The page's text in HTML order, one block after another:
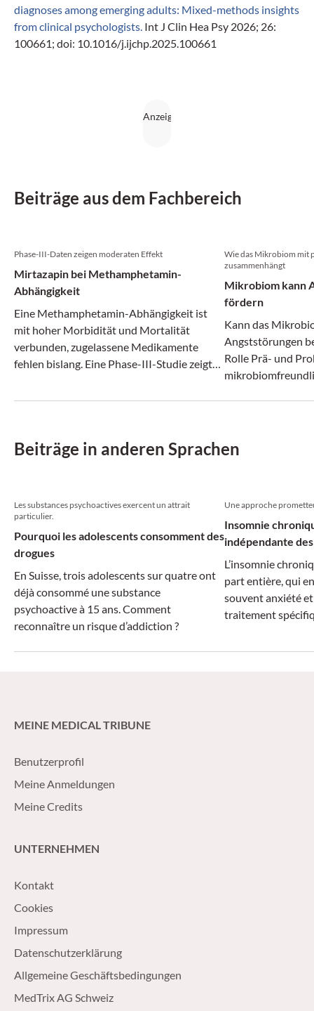
diagnoses among emerging adults: Mixed-methods insights
from clinical psychologists. Int J Clin Hea Psy 2026; 26:
100661; doi: 10.1016/j.ijchp.2025.100661
Beiträge aus dem Fachbereich
Phase-III-Daten zeigen moderaten Effekt
Mirtazapin bei Methamphetamin-
Abhängigkeit
Eine Methamphetamin-Abhängigkeit ist
mit hoher Morbidität und Mortalität
verbunden, zugelassene Medikamente
fehlen bislang. Eine Phase-III-Studie zeigt
Wie das Mikrobiom mit
zusammenhängt
Mikrobiom kann
fördern
Kann das
Angststörungen
Rolle Prä- und
Beiträge in anderen Sprachen
Les substances psychoactives exercent un attrait
particulier.
Pourquoi les adolescents consomment des
drogues
En Suisse, trois adolescents sur quatre ont
déjà consommé une substance
psychoactive à 15 ans. Comment
reconnaître un risque d’addiction ?
Une approche
Insomnie
indépendante
L’insomnie
part entière, qui
souvent anxiété
traitement
MEINE MEDICAL TRIBUNE
Benutzerprofil
Meine Anmeldungen
Meine Credits
UNTERNEHMEN
Kontakt
Cookies
Impressum
Datenschutzerklärung
Allgemeine Geschäftsbedingungen
MedTrix AG Schweiz